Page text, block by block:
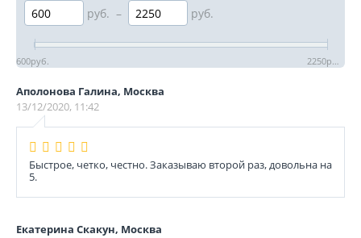
руб. – руб.
600руб. 2250руб.
Аполонова Галина, Москва
13/12/2020, 11:42
Быстрое, четко, честно. Заказываю второй раз, довольна на
5.
Екатерина Скакун, Москва